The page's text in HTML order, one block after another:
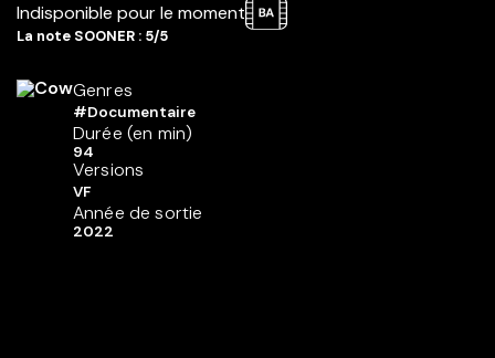
Indisponible pour le moment
La note SOONER : 5/5
Genres
#Documentaire
Durée (en min)
94
Versions
VF
Année de sortie
2022